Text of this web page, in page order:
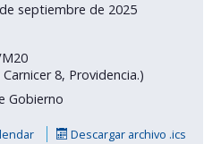
septiembre de 2025
8, Providencia.)
Gobierno
Descargar archivo .ics